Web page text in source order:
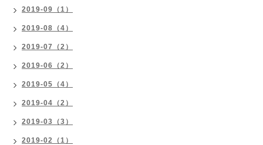
2019-09（1）
2019-08（4）
2019-07（2）
2019-06（2）
2019-05（4）
2019-04（2）
2019-03（3）
2019-02（1）